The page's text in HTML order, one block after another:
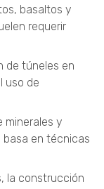
basaltos y
requerir
de túneles en
uso de
minerales y
basa en técnicas
la construcción